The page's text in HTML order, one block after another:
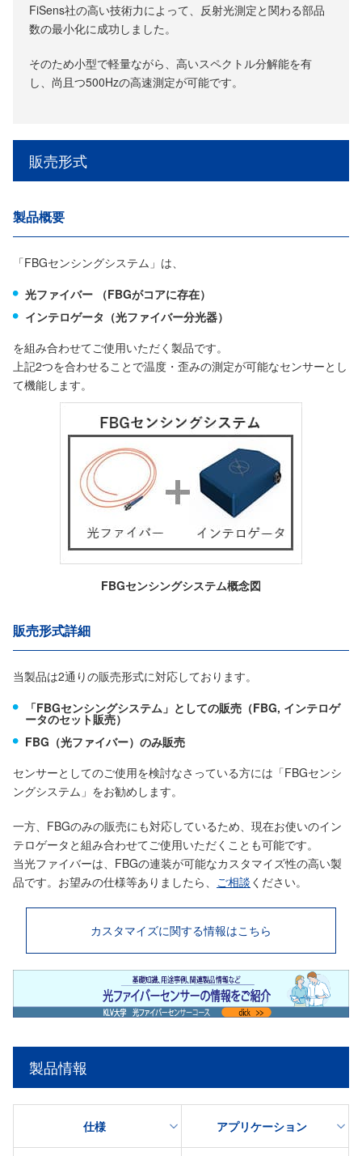
FiSens社の高い技術力によって、反射光測定と関わる部品
数の最小化に成功しました。
そのため小型で軽量ながら、高いスペクトル分解能を有
し、尚且つ500Hzの高速測定が可能です。
販売形式
製品概要
「FBGセンシングシステム」は、
光ファイバー （FBGがコアに存在）
インテロゲータ（光ファイバー分光器）
を組み合わせてご使用いただく製品です。
上記2つを合わせることで温度・歪みの測定が可能なセンサーとし
て機能します。
FBGセンシングシステム概念図
販売形式詳細
当製品は2通りの販売形式に対応しております。
「FBGセンシングシステム」としての販売（FBG, インテロゲ
ータのセット販売）
FBG（光ファイバー）のみ販売
センサーとしてのご使用を検討なさっている方には「FBGセンシ
ングシステム」をお勧めします。
一方、FBGのみの販売にも対応しているため、現在お使いのイン
テロゲータと組み合わせてご使用いただくことも可能です。
当光ファイバーは、FBGの連装が可能なカスタマイズ性の高い製
品です。お望みの仕様等ありましたら、 ご相談 ください。
カスタマイズに関する情報はこちら
製品情報
仕様 アプリケーション